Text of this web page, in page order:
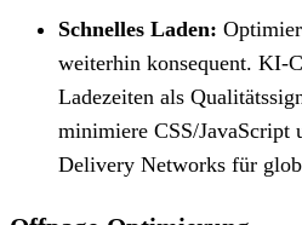
Schnelles Laden:
weiterhin konsequent. KI-
Ladezeiten als
minimiere CSS/JavaScript
Delivery Networks für